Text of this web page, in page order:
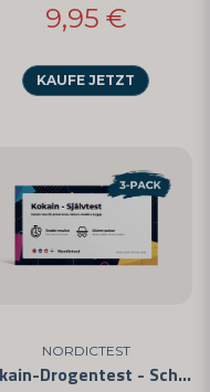
9,95 €
KAUFE JETZT
NORDICTEST
Kokain-Drogentest - Schnelltest für den privaten Gebrauch (3er-Pack)